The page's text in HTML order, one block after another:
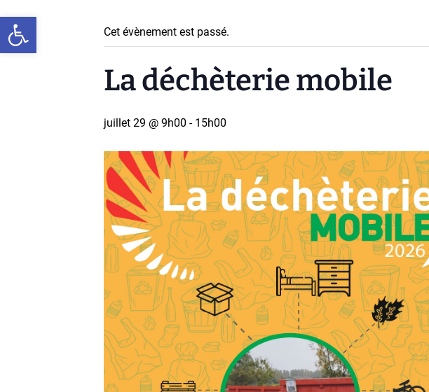
Ouvrir la barre d’outils
Cet évènement est passé.
La déchèterie mobile
juillet 29 @ 9h00 - 15h00